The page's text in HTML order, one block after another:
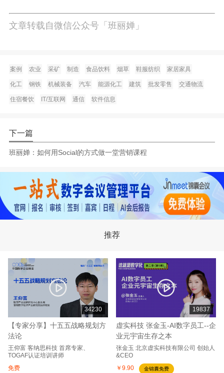
文章转载自微信公众号「 班丽婵 」
案例 农业 采矿 制造 食品饮料 烟草 鞋服纺织 家居家具
化工 钢铁 机械装备 汽车 能源化工 建筑 批发零售 交通物流
住宿餐饮 IT/互联网 通信 软件信息
下一篇
班丽婵：如何用Social的方式做一堂营销课程
推荐
34230
【专家分享】十五五战略规划方
法论
王仰富 客纳思科技 首席专家、
TOGAF认证培训讲师
免费
19837
虚实科技 张金玉-AI数字员工--企
业元宇宙生存之本
张金玉 北京虚实科技有限公司 创始人
&CEO
￥9.90
金锦囊免费